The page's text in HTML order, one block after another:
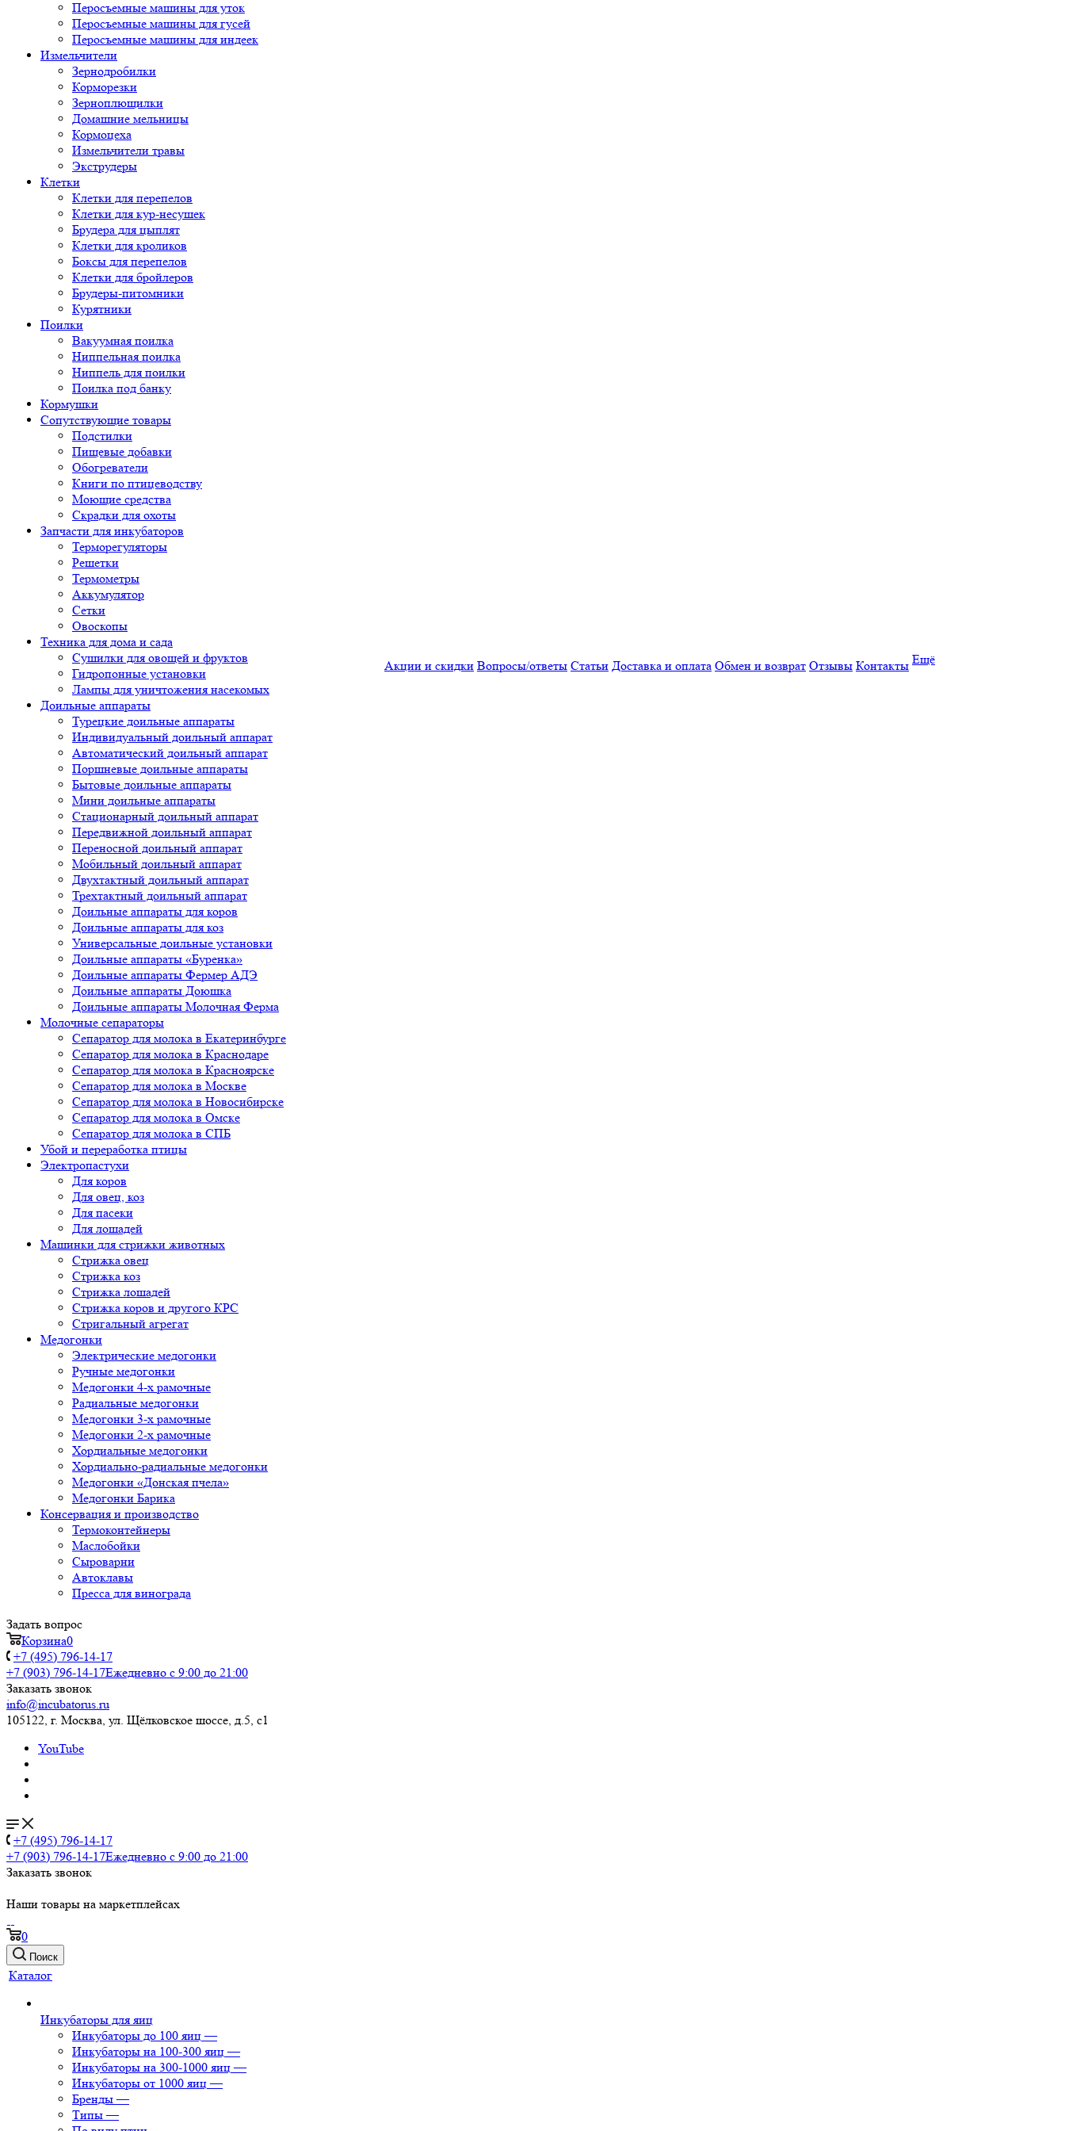
Перосъемные машины для уток
Перосъемные машины для гусей
Перосъемные машины для индеек
Измельчители
Зернодробилки
Корморезки
Зерноплющилки
Домашние мельницы
Кормоцеха
Измельчители травы
Экструдеры
Клетки
Клетки для перепелов
Клетки для кур-несушек
Брудера для цыплят
Клетки для кроликов
Боксы для перепелов
Клетки для бройлеров
Брудеры-питомники
Курятники
Поилки
Вакуумная поилка
Ниппельная поилка
Ниппель для поилки
Поилка под банку
Кормушки
Сопутствующие товары
Подстилки
Пищевые добавки
Обогреватели
Книги по птицеводству
Моющие средства
Скрадки для охоты
Запчасти для инкубаторов
Терморегуляторы
Решетки
Термометры
Аккумулятор
Сетки
Овоскопы
Техника для дома и сада
Сушилки для овощей и фруктов
Гидропонные установки
Лампы для уничтожения насекомых
Доильные аппараты
Турецкие доильные аппараты
Индивидуальный доильный аппарат
Автоматический доильный аппарат
Поршневые доильные аппараты
Бытовые доильные аппараты
Мини доильные аппараты
Стационарный доильный аппарат
Передвижной доильный аппарат
Переносной доильный аппарат
Мобильный доильный аппарат
Двухтактный доильный аппарат
Трехтактный доильный аппарат
Доильные аппараты для коров
Доильные аппараты для коз
Универсальные доильные установки
Доильные аппараты «Буренка»
Доильные аппараты Фермер АДЭ
Доильные аппараты Доюшка
Доильные аппараты Молочная Ферма
Молочные сепараторы
Сепаратор для молока в Екатеринбурге
Сепаратор для молока в Краснодаре
Сепаратор для молока в Красноярске
Сепаратор для молока в Москве
Сепаратор для молока в Новосибирске
Сепаратор для молока в Омске
Сепаратор для молока в СПБ
Убой и переработка птицы
Электропастухи
Для коров
Для овец, коз
Для пасеки
Для лошадей
Машинки для стрижки животных
Стрижка овец
Стрижка коз
Стрижка лошадей
Стрижка коров и другого КРС
Стригальный агрегат
Медогонки
Электрические медогонки
Ручные медогонки
Медогонки 4-х рамочные
Радиальные медогонки
Медогонки 3-х рамочные
Медогонки 2-х рамочные
Хордиальные медогонки
Хордиально-радиальные медогонки
Медогонки «Донская пчела»
Медогонки Барика
Консервация и производство
Термоконтейнеры
Маслобойки
Сыроварни
Автоклавы
Пресса для винограда
Акции и скидки Вопросы/ответы Статьи Доставка и оплата Обмен и возврат Отзывы Контакты Ещё
Задать вопрос
Корзина0
+7 (495) 796-14-17
+7 (903) 796-14-17Ежедневно с 9:00 до 21:00
Заказать звонок
info@incubatorus.ru
105122, г. Москва, ул. Щёлковское шоссе, д.5, с1
YouTube
+7 (495) 796-14-17
+7 (903) 796-14-17Ежедневно с 9:00 до 21:00
Заказать звонок
Наши товары на маркетплейсах
0
Поиск
Каталог
Инкубаторы для яиц
Инкубаторы до 100 яиц —
Инкубаторы на 100-300 яиц —
Инкубаторы на 300-1000 яиц —
Инкубаторы от 1000 яиц —
Бренды —
Типы —